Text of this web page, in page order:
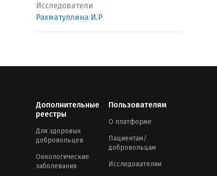
Исследователи
Рахматуллина И.Р
Дополнительные
реестры
Для здоровых
добровольцев
Онкологические
заболевания
Пользователям
О платформе
Пациентам/
добровольцам
Исследователям